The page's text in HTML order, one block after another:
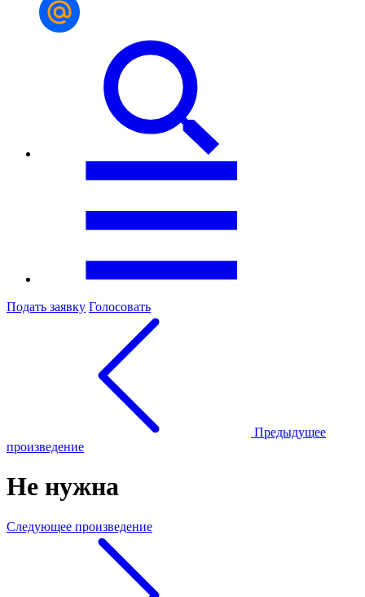
Подать заявку Голосовать
Предыдущее
произведение
Не нужна
Следующее произведение